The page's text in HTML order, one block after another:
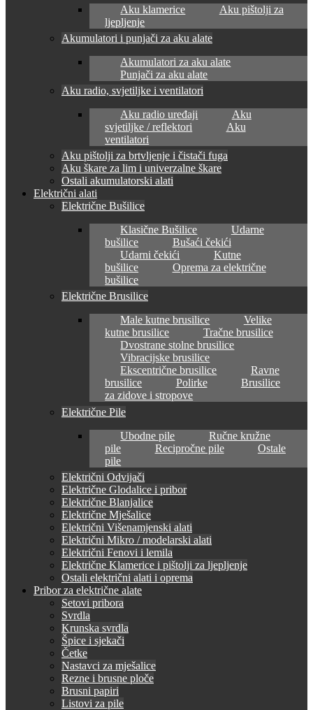
Aku klamerice
Aku pištolji za
ljepljenje
Akumulatori i punjači za aku alate
Akumulatori za aku alate
Punjači za aku alate
Aku radio, svjetiljke i ventilatori
Aku radio uređaji
Aku
svjetiljke / reflektori
Aku
ventilatori
Aku pištolji za brtvljenje i čistači fuga
Aku škare za lim i univerzalne škare
Ostali akumulatorski alati
Električni alati
Električne Bušilice
Klasične Bušilice
Udarne
bušilice
Bušaći čekići
Udarni čekići
Kutne
bušilice
Oprema za električne
bušilice
Električne Brusilice
Male kutne brusilice
Velike
kutne brusilice
Tračne brusilice
Dvostrane stolne brusilice
Vibracijske brusilice
Ekscentrične brusilice
Ravne
brusilice
Polirke
Brusilice
za zidove i stropove
Električne Pile
Ubodne pile
Ručne kružne
pile
Recipročne pile
Ostale
pile
Električni Odvijači
Električne Glodalice i pribor
Električne Blanjalice
Električne Mješalice
Električni Višenamjenski alati
Električni Mikro / modelarski alati
Električni Fenovi i lemila
Električne Klamerice i pištolji za ljepljenje
Ostali električni alati i oprema
Pribor za električne alate
Setovi pribora
Svrdla
Krunska svrdla
Špice i sjekači
Četke
Nastavci za mješalice
Rezne i brusne ploče
Brusni papiri
Listovi za pile